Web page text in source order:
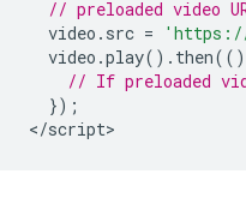
// preloaded video
video . src = 'https://
video .play(). then(()
// If preloaded
});
</script